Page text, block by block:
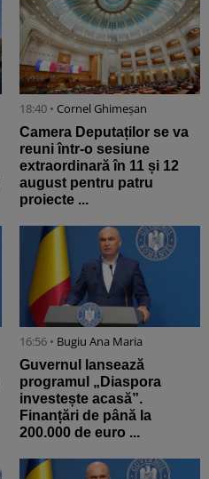
18:40 • Cornel Ghimeșan
Camera Deputaților se va
reuni într-o sesiune
extraordinară în 11 și 12
august pentru patru
proiecte ...
16:56 • Bugiu ⁠Ana Maria
Guvernul lansează
programul „Diaspora
investește acasă”.
Finanțări de până la
200.000 de euro ...